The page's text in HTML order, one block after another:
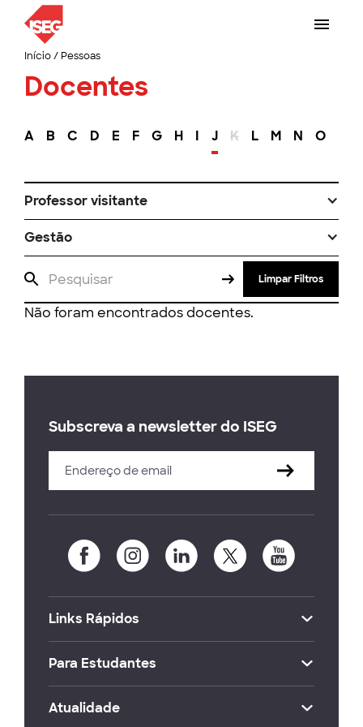
Início/ Pessoas
Docentes
A B C D E F G H I J K L M N O
Professor visitante
Gestão
Limpar Filtros
Não foram encontrados docentes.
Subscreva a newsletter do ISEG
Links Rápidos
Para Estudantes
Atualidade